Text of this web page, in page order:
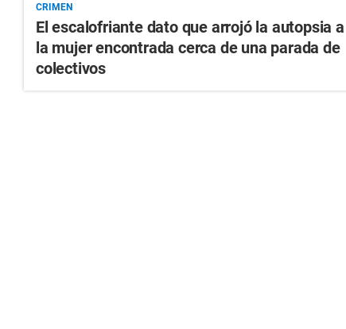
CRIMEN
El escalofriante dato que arrojó la autopsia a
la mujer encontrada cerca de una parada de
colectivos